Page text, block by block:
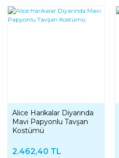
Alice Harikalar Diyarında
Mavi Papyonlu Tavşan
Kostümü
2.462,40 TL